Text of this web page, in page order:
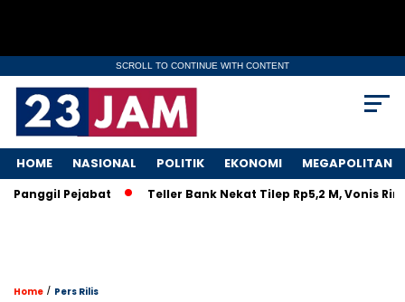
SCROLL TO CONTINUE WITH CONTENT
HOME NASIONAL POLITIK EKONOMI MEGAPOLITAN
Pejabat Teller Bank Nekat Tilep Rp5,2 M, Vonis
Home / Pers Rilis